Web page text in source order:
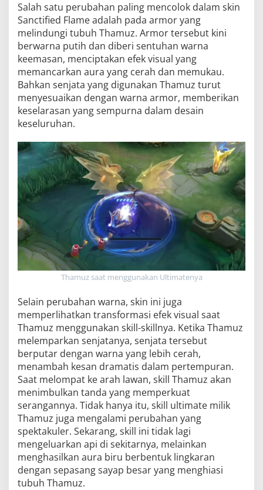
Salah satu perubahan paling mencolok dalam skin
Sanctified Flame adalah pada armor yang
melindungi tubuh Thamuz. Armor tersebut kini
berwarna putih dan diberi sentuhan warna
keemasan, menciptakan efek visual yang
memancarkan aura yang cerah dan memukau.
Bahkan senjata yang digunakan Thamuz turut
menyesuaikan dengan warna armor, memberikan
keselarasan yang sempurna dalam desain
keseluruhan.
Thamuz saat menggunakan Ultimatenya
Selain perubahan warna, skin ini juga
memperlihatkan transformasi efek visual saat
Thamuz menggunakan skill-skillnya. Ketika Thamuz
melemparkan senjatanya, senjata tersebut
berputar dengan warna yang lebih cerah,
menambah kesan dramatis dalam pertempuran.
Saat melompat ke arah lawan, skill Thamuz akan
menimbulkan tanda yang memperkuat
serangannya. Tidak hanya itu, skill ultimate milik
Thamuz juga mengalami perubahan yang
spektakuler. Sekarang, skill ini tidak lagi
mengeluarkan api di sekitarnya, melainkan
menghasilkan aura biru berbentuk lingkaran
dengan sepasang sayap besar yang menghiasi
tubuh Thamuz.